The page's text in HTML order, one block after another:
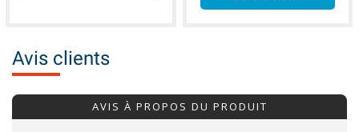
Avis clients
AVIS À PROPOS DU PRODUIT